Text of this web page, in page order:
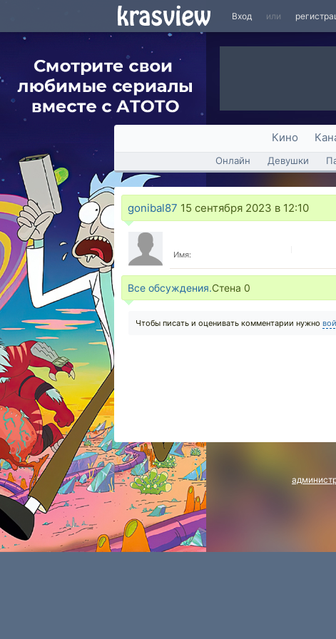
Вход или
Кино
Онлайн Девушки
gonibal87 15 сентября 2023 в 12:10
Имя:
Все обсуждения.Стена 0
Чтобы писать и оценивать комментарии нужно